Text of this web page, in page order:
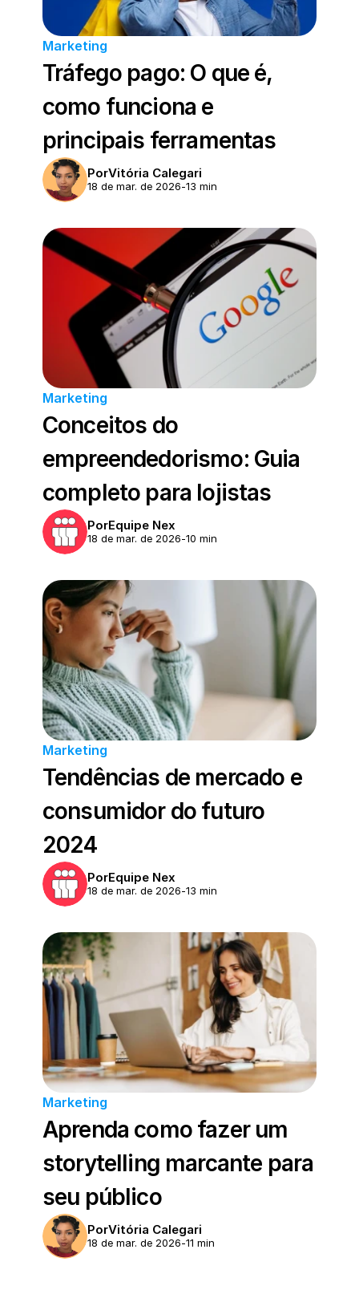
Marketing
Tráfego pago: O que é,
como funciona e
principais ferramentas
PorVitória Calegari
18 de mar. de 2026-13 min
Marketing
Conceitos do
empreendedorismo: Guia
completo para lojistas
PorEquipe Nex
18 de mar. de 2026-10 min
Marketing
Tendências de mercado e
consumidor do futuro
2024
PorEquipe Nex
18 de mar. de 2026-13 min
Marketing
Aprenda como fazer um
storytelling marcante para
seu público
PorVitória Calegari
18 de mar. de 2026-11 min